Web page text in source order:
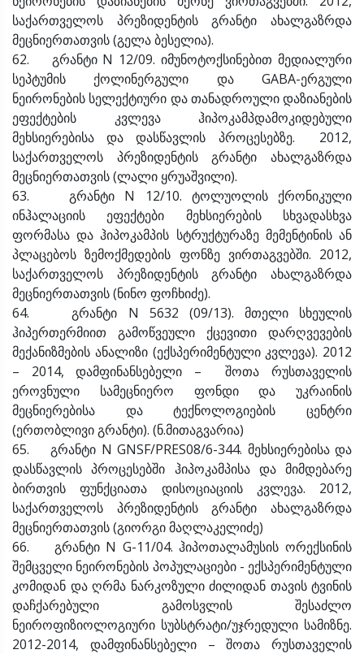
საქართველოს პრეზიდენტის გრანტი ახალგაზრდა
მეცნიერთათვის (გელა ბესელია).
62. გრანტი N 12/09. იმუნოტოქსინებით მედიალური
სეპტუმის ქოლინერგული და GABA-ერგული
ნეირონების სელექტიური და თანადროული დაზიანების
ეფექტების კვლევა ჰიპოკამპდამოკიდებული
მეხსიერებისა და დასწავლის პროცესებზე. 2012,
საქართველოს პრეზიდენტის გრანტი ახალგაზრდა
მეცნიერთათვის (ლალი ყრუაშვილი).
63. გრანტი N 12/10. ტოლუოლის ქრონიკული
ინჰალაციის ეფექტები მეხსიერების სხვადასხვა
ფორმასა და ჰიპოკამპის სტრუქტურაზე მემენტინის ან
პლაცებოს ზემოქმედების ფონზე ვირთაგვებში. 2012,
საქართველოს პრეზიდენტის გრანტი ახალგაზრდა
მეცნიერთათვის (ნინო ფოჩხიძე).
64. გრანტი N 5632 (09/13). მთელი სხეულის
ჰიპერთერმიით გამოწვეული ქცევითი დარღვევების
მექანიზმების ანალიზი (ექსპერიმენტული კვლევა). 2012
– 2014, დამფინანსებელი – შოთა რუსთაველის
ეროვნული სამეცნიერო ფონდი და უკრაინის
მეცნიერებისა და ტექნოლოგიების ცენტრი
(ერთობლივი გრანტი). (ნ.მითაგვარია)
65. გრანტი N GNSF/PRES08/6-344. მეხსიერებისა და
დასწავლის პროცესებში ჰიპოკამპისა და მიმდებარე
ბირთვის ფუნქციათა დისოციაციის კვლევა. 2012,
საქართველოს პრეზიდენტის გრანტი ახალგაზრდა
მეცნიერთათვის (გიორგი მაღლაკელიძე)
66. გრანტი N G-11/04. ჰიპოთალამუსის ორექსინის
შემცველი ნეირონების პოპულაციები - ექსპერიმენტული
კომიდან და ღრმა ნარკოზული ძილიდან თავის ტვინის
დაჩქარებული გამოსვლის შესაძლო
ნეიროფიზიოლოგიური სუბსტრატი/უჯრედული სამიზნე.
2012-2014, დამფინანსებელი – შოთა რუსთაველის